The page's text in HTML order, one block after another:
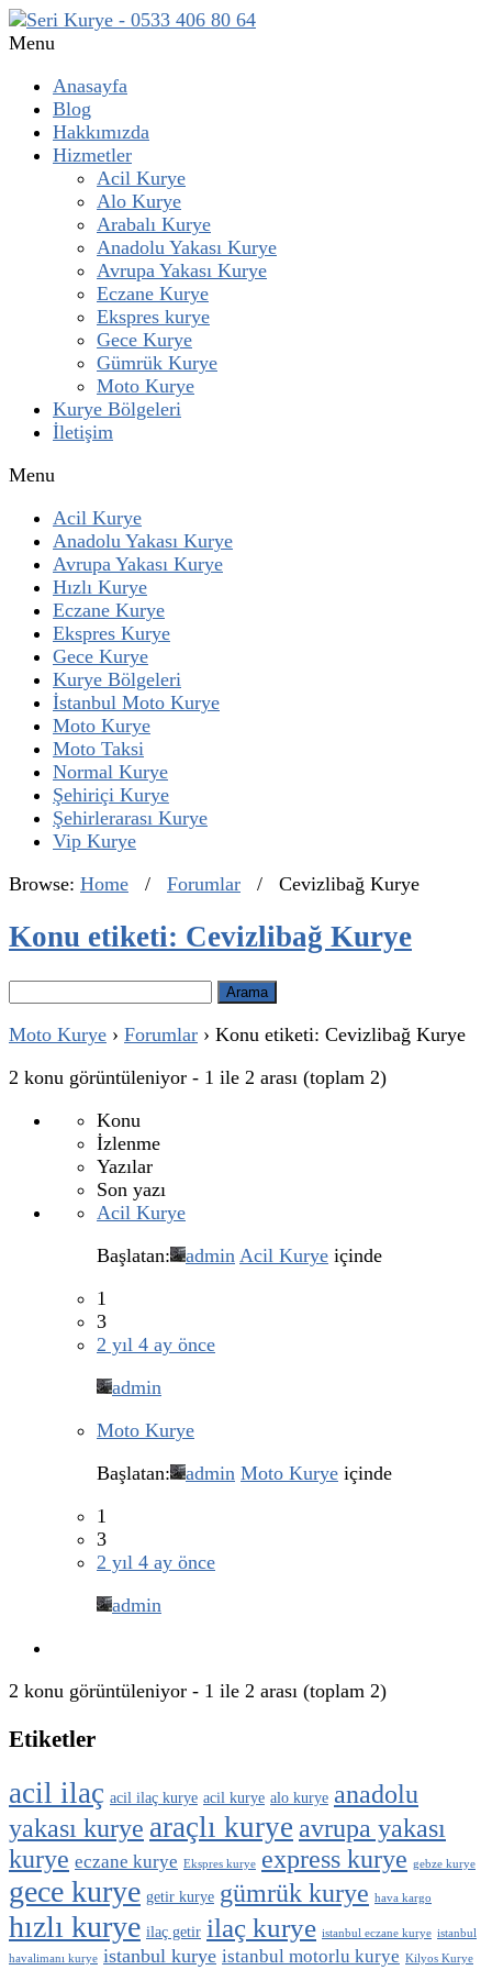
Menu
Anasayfa
Blog
Hakkımızda
Hizmetler
Acil Kurye
Alo Kurye
Arabalı Kurye
Anadolu Yakası Kurye
Avrupa Yakası Kurye
Eczane Kurye
Ekspres kurye
Gece Kurye
Gümrük Kurye
Moto Kurye
Kurye Bölgeleri
İletişim
Menu
Acil Kurye
Anadolu Yakası Kurye
Avrupa Yakası Kurye
Hızlı Kurye
Eczane Kurye
Ekspres Kurye
Gece Kurye
Kurye Bölgeleri
İstanbul Moto Kurye
Moto Kurye
Moto Taksi
Normal Kurye
Şehiriçi Kurye
Şehirlerarası Kurye
Vip Kurye
Browse: Home / Forumlar / Cevizlibağ Kurye
Konu etiketi: Cevizlibağ Kurye
Arama:
Moto Kurye › Forumlar › Konu etiketi: Cevizlibağ Kurye
2 konu görüntüleniyor - 1 ile 2 arası (toplam 2)
Konu
İzlenme
Yazılar
Son yazı
Acil Kurye
Başlatan:
admin Acil Kurye içinde
1
3
2 yıl 4 ay önce
admin
Moto Kurye
Başlatan:
admin Moto Kurye içinde
1
3
2 yıl 4 ay önce
admin
2 konu görüntüleniyor - 1 ile 2 arası (toplam 2)
Etiketler
acil ilaç acil ilaç kurye acil kurye alo kurye anadolu
yakası kurye araçlı kurye avrupa yakası
kurye eczane kurye Ekspres kurye express kurye gebze kurye
gece kurye getir kurye gümrük kurye hava kargo
hızlı kurye ilaç getir ilaç kurye istanbul eczane kurye istanbul
havalimanı kurye istanbul kurye istanbul motorlu kurye Kilyos Kurye